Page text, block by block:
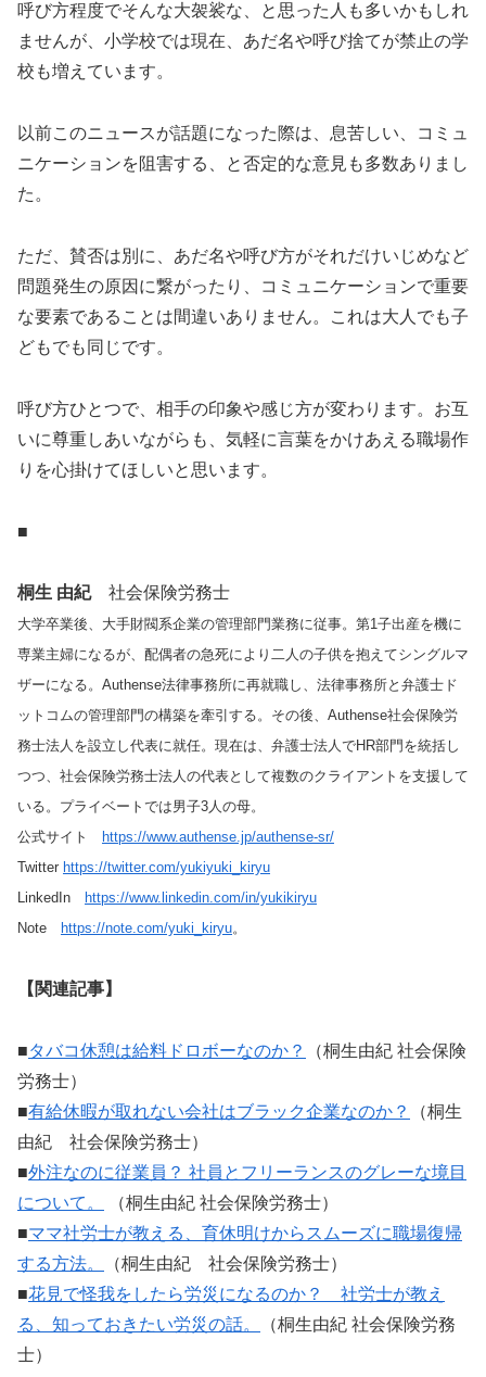
呼び方程度でそんな大袈裟な、と思った人も多いかもしれ
ませんが、小学校では現在、あだ名や呼び捨てが禁止の学
校も増えています。
以前このニュースが話題になった際は、息苦しい、コミュ
ニケーションを阻害する、と否定的な意見も多数ありまし
た。
ただ、賛否は別に、あだ名や呼び方がそれだけいじめなど
問題発生の原因に繋がったり、コミュニケーションで重要
な要素であることは間違いありません。これは大人でも子
どもでも同じです。
呼び方ひとつで、相手の印象や感じ方が変わります。お互
いに尊重しあいながらも、気軽に言葉をかけあえる職場作
りを心掛けてほしいと思います。
■
桐生 由紀 社会保険労務士
大学卒業後、大手財閥系企業の管理部門業務に従事。第1子出産を機に
専業主婦になるが、配偶者の急死により二人の子供を抱えてシングルマ
ザーになる。Authense法律事務所に再就職し、法律事務所と弁護士ド
ットコムの管理部門の構築を牽引する。その後、Authense社会保険労
務士法人を設立し代表に就任。現在は、弁護士法人でHR部門を統括し
つつ、社会保険労務士法人の代表として複数のクライアントを支援して
いる。プライベートでは男子3人の母。
公式サイト
https://www.authense.jp/authense-sr/
Twitter https://twitter.com/yukiyuki_kiryu
LinkedIn
https://www.linkedin.com/in/yukikiryu
Note
https://note.com/yuki_kiryu。
【関連記事】
■タバコ休憩は給料ドロボーなのか？
（桐生由紀 社会保険
労務士）
■有給休暇が取れない会社はブラック企業なのか？
（桐生
由紀 社会保険労務士）
■外注なのに従業員？ 社員とフリーランスのグレーな境目
について。
（桐生由紀 社会保険労務士）
■ママ社労士が教える、育休明けからスムーズに職場復帰
する方法。
（桐生由紀 社会保険労務士）
■花見で怪我をしたら労災になるのか？ 社労士が教え
る、知っておきたい労災の話。
（桐生由紀 社会保険労務
士）